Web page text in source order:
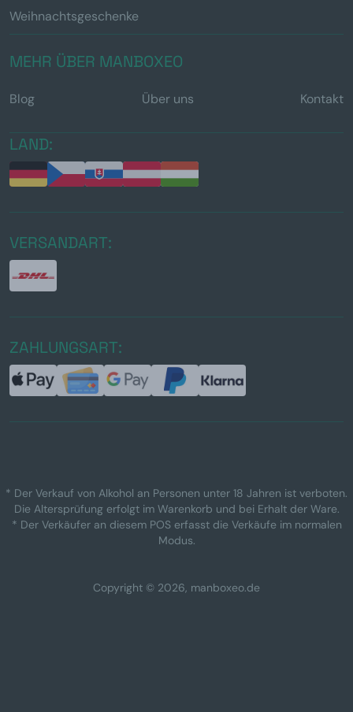
Weihnachtsgeschenke
MEHR ÜBER MANBOXEO
Blog Über uns Kontakt
LAND:
VERSANDART:
ZAHLUNGSART:
* Der Verkauf von Alkohol an Personen unter 18 Jahren ist verboten.
Die Altersprüfung erfolgt im Warenkorb und bei Erhalt der Ware.
* Der Verkäufer an diesem POS erfasst die Verkäufe im normalen
Modus.
Copyright © 2026, manboxeo.de